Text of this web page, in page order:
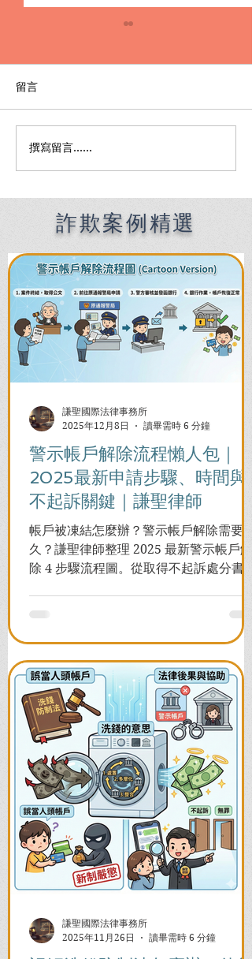
Premier English
Filipinos in Taiwan:
Chien Sheng
International Law Firm
留言
撰寫留言......
詐欺案例精選
警示帳戶解除流程懶人包｜
2025最新申請步驟、時間與
不起訴關鍵｜謙聖律師
帳戶被凍結怎麼辦？警示帳戶解除需要多
久？謙聖律師整理 2025 最新警示帳戶解
除 4 步驟流程圖。從取得不起訴處分書到
謙聖國際法律事務所
2025年12月8日
讀畢需時 6 分鐘
謙聖國際法律事務所
2025年11月26日
讀畢需時 6 分鐘